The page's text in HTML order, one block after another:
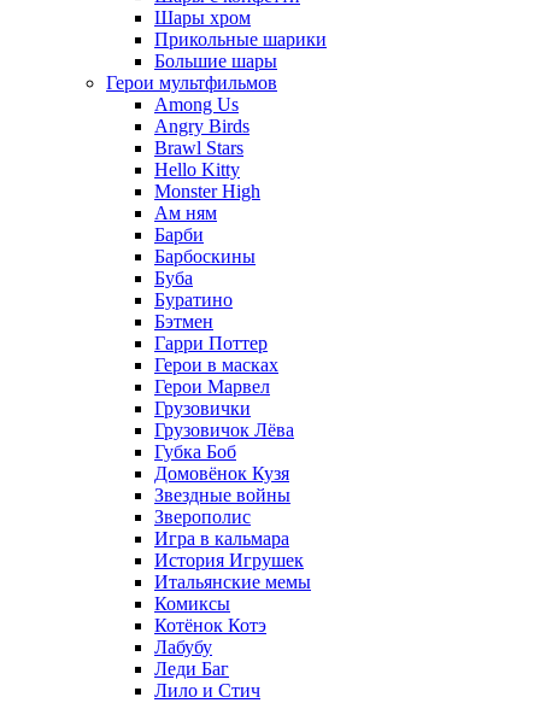
Шары хром
Прикольные шарики
Большие шары
Герои мультфильмов
Among Us
Angry Birds
Brawl Stars
Hello Kitty
Monster High
Ам ням
Барби
Барбоскины
Буба
Буратино
Бэтмен
Гарри Поттер
Герои в масках
Герои Марвел
Грузовички
Грузовичок Лёва
Губка Боб
Домовёнок Кузя
Звездные войны
Зверополис
Игра в кальмара
История Игрушек
Итальянские мемы
Комиксы
Котёнок Котэ
Лабубу
Леди Баг
Лило и Стич